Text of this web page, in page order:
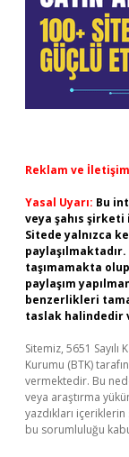
Reklam ve
Yasal Uyarı: Bu
veya şahıs
Sitede yalnızca
taşımamakta
paylaşım
benzerlikleri
taslak halindedir
Sitemiz, 5651
Kurumu (BTK)
vermektedir. Bu
veya araştırma
yazdıkları
bu sorumluluğu